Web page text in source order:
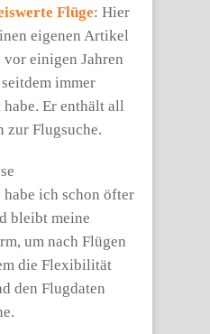
Flüge: Hier
eigenen Artikel
einigen Jahren
immer
Er enthält all
zur Flugsuche.
ich schon öfter
bleibt meine
um nach Flügen
die Flexibilität
den Flugdaten